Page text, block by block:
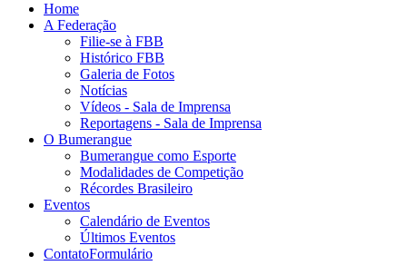
Home
A Federação
Filie-se à FBB
Histórico FBB
Galeria de Fotos
Notícias
Vídeos - Sala de Imprensa
Reportagens - Sala de Imprensa
O Bumerangue
Bumerangue como Esporte
Modalidades de Competição
Récordes Brasileiro
Eventos
Calendário de Eventos
Últimos Eventos
ContatoFormulário